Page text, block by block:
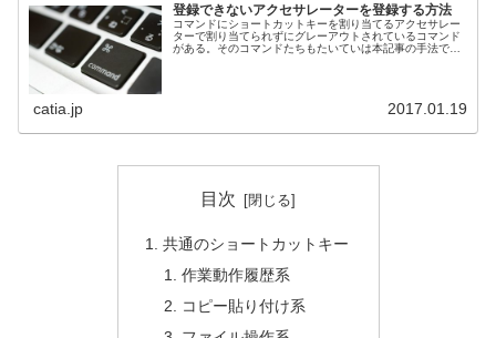
登録できないアクセサレーターを登録する方法
コマンドにショートカットキーを割り当てるアクセサレー
ターで割り当てられずにグレーアウトされているコマンド
がある。そのコマンドたちもたいていは本記事の手法で登
catia.jp 2017.01.19
目次
共通のショートカットキー
作業動作履歴系
コピー貼り付け系